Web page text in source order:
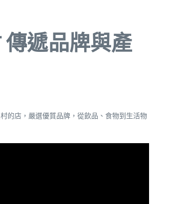
傳遞品牌與產
的店，嚴選優質品牌，從飲品、食物到生活物